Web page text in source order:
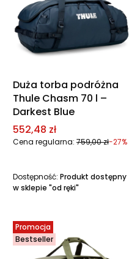
Duża torba podróżna
Thule Chasm 70 l –
Darkest Blue
Cena promocyjna
552,48 zł
Cena regularna: 759,00 zł-27%
Dostępność: Produkt dostępny
w sklepie "od ręki"
Promocja
Bestseller